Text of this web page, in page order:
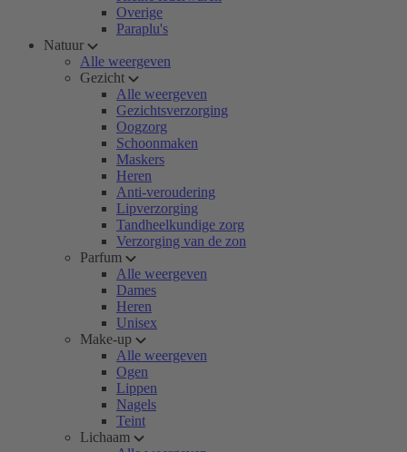
Overige
Paraplu's
Natuur
Alle weergeven
Gezicht
Alle weergeven
Gezichtsverzorging
Oogzorg
Schoonmaken
Maskers
Heren
Anti-veroudering
Lipverzorging
Tandheelkundige zorg
Verzorging van de zon
Parfum
Alle weergeven
Dames
Heren
Unisex
Make-up
Alle weergeven
Ogen
Lippen
Nagels
Teint
Lichaam